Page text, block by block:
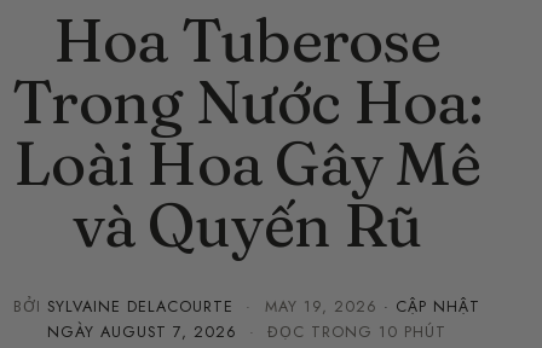
Hoa Tuberose
Trong Nước Hoa:
Loài Hoa Gây Mê
và Quyến Rũ
BỞI SYLVAINE DELACOURTE · MAY 19, 2026 · CẬP NHẬT
NGÀY AUGUST 7, 2026 · ĐỌC TRONG 10 PHÚT